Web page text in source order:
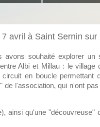
avril à Saint Sernin
souhaité explorer un
Albi et Millau : le village
en boucle permettant
de l'association, qui n'ont
ainsi qu'une